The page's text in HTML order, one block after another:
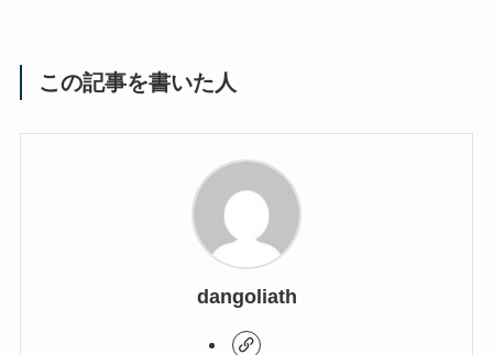
この記事を書いた人
dangoliath